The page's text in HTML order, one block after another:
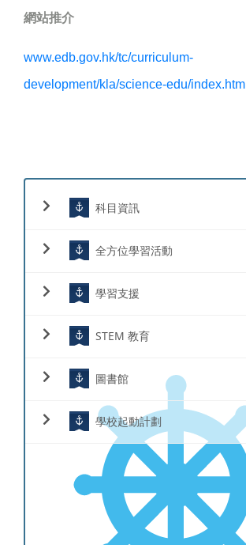
科目資訊
全方位學習活動
學習支援
STEM 教育
圖書館
學校起動計劃
網站推介
www.edb.gov.hk/tc/curriculum-
development/kla/science-edu/index.html